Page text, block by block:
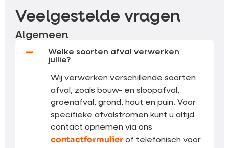
Veelgestelde vragen
Algemeen
Welke soorten afval verwerken
jullie?
Wij verwerken verschillende soorten
afval, zoals bouw- en sloopafval,
groenafval, grond, hout en puin. Voor
specifieke afvalstromen kunt u altijd
contact opnemen via ons
contactformulier of telefonisch voor